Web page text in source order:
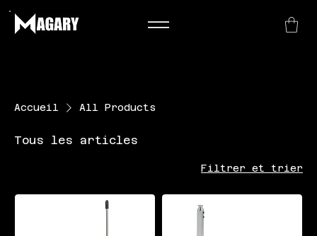
Accueil All Products
Tous les articles
Filtrer et trier